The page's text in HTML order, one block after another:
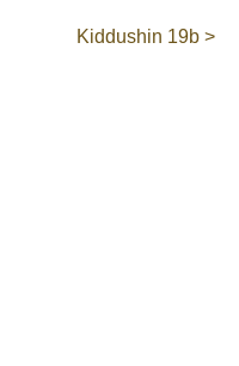
Kiddushin 19b >